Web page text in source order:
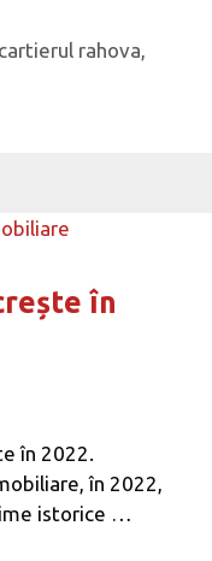
cartierul rahova,
în
în 2022.
în 2022,
istorice …